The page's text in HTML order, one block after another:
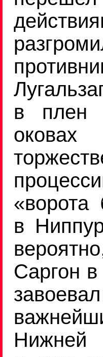
в плен
«ворота
в
Саргон в
Нижней